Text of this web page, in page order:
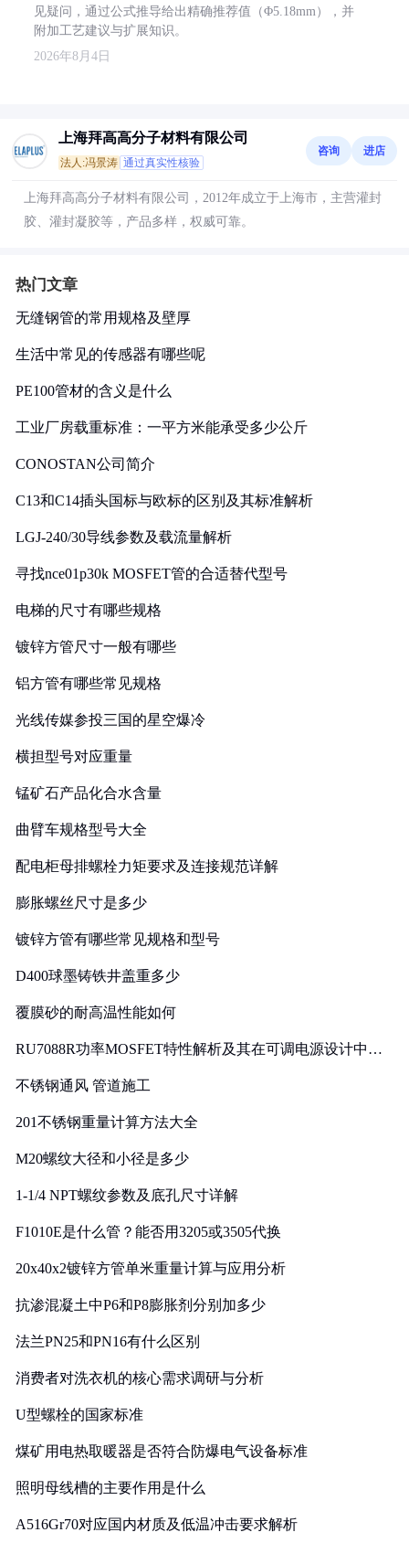
见疑问，通过公式推导给出精确推荐值（Φ5.18mm），并
附加工艺建议与扩展知识。
2026年8月4日
上海拜高高分子材料有限公司
法人:冯景涛 通过真实性核验
咨询 进店
上海拜高高分子材料有限公司，2012年成立于上海市，主营灌封
胶、灌封凝胶等，产品多样，权威可靠。
热门文章
无缝钢管的常用规格及壁厚
生活中常见的传感器有哪些呢
PE100管材的含义是什么
工业厂房载重标准：一平方米能承受多少公斤
CONOSTAN公司简介
C13和C14插头国标与欧标的区别及其标准解析
LGJ-240/30导线参数及载流量解析
寻找nce01p30k MOSFET管的合适替代型号
电梯的尺寸有哪些规格
镀锌方管尺寸一般有哪些
铝方管有哪些常见规格
光线传媒参投三国的星空爆冷
横担型号对应重量
锰矿石产品化合水含量
曲臂车规格型号大全
配电柜母排螺栓力矩要求及连接规范详解
膨胀螺丝尺寸是多少
镀锌方管有哪些常见规格和型号
D400球墨铸铁井盖重多少
覆膜砂的耐高温性能如何
RU7088R功率MOSFET特性解析及其在可调电源设计中的
不锈钢通风 管道施工
201不锈钢重量计算方法大全
M20螺纹大径和小径是多少
1-1/4 NPT螺纹参数及底孔尺寸详解
F1010E是什么管？能否用3205或3505代换
20x40x2镀锌方管单米重量计算与应用分析
抗渗混凝土中P6和P8膨胀剂分别加多少
法兰PN25和PN16有什么区别
消费者对洗衣机的核心需求调研与分析
U型螺栓的国家标准
煤矿用电热取暖器是否符合防爆电气设备标准
照明母线槽的主要作用是什么
A516Gr70对应国内材质及低温冲击要求解析